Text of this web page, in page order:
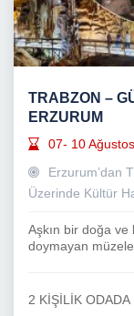
TRABZON –
ERZURUM
07- 10
Erzurum’dan
Üzerinde Kültür
Aşkın bir doğa
doymayan
2 KİŞİLİK